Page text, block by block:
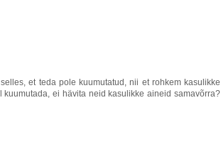
et teda pole kuumutatud, nii et rohkem kasulikke
ei hävita neid kasulikke aineid samavõrra?